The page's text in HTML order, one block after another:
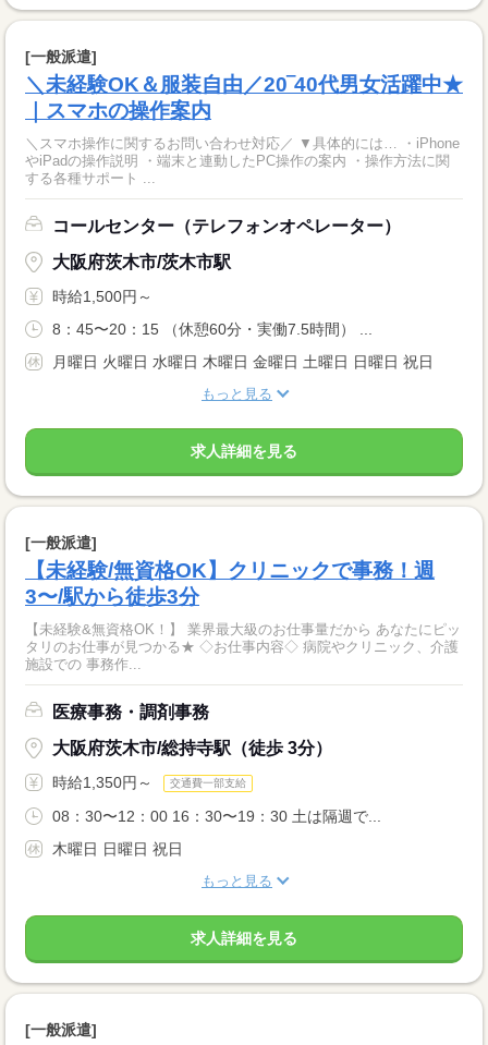
[一般派遣]
＼未経験OK＆服装自由／20‾40代男女活躍中★
｜スマホの操作案内
＼スマホ操作に関するお問い合わせ対応／ ▼具体的には… ・iPhone
やiPadの操作説明 ・端末と連動したPC操作の案内 ・操作方法に関
する各種サポート ...
コールセンター（テレフォンオペレーター）
大阪府茨木市/茨木市駅
時給1,500円～
8：45〜20：15 （休憩60分・実働7.5時間） ...
月曜日 火曜日 水曜日 木曜日 金曜日 土曜日 日曜日 祝日
もっと見る
求人詳細を見る
[一般派遣]
【未経験/無資格OK】クリニックで事務！週
3〜/駅から徒歩3分
【未経験&無資格OK！】 業界最大級のお仕事量だから あなたにピッ
タリのお仕事が見つかる★ ◇お仕事内容◇ 病院やクリニック、介護
施設での 事務作...
医療事務・調剤事務
大阪府茨木市/総持寺駅（徒歩 3分）
時給1,350円～ 交通費一部支給
08：30〜12：00 16：30〜19：30 土は隔週で...
木曜日 日曜日 祝日
もっと見る
求人詳細を見る
[一般派遣]